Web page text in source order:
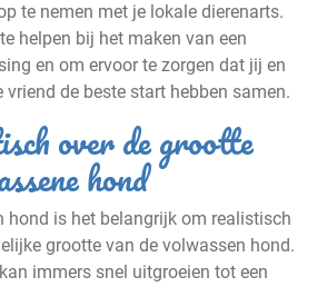
te nemen met je lokale dierenarts.
helpen bij het maken van een
en om ervoor te zorgen dat jij en
de beste start hebben samen.
over de grootte
hond
hond is het belangrijk om realistisch
grootte van de volwassen hond.
immers snel uitgroeien tot een